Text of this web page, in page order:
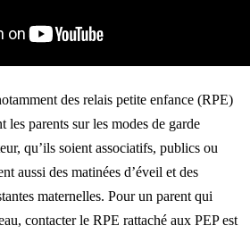
des relais petite enfance (RPE)
parents sur les modes de garde
qu’ils soient associatifs, publics ou
aussi des matinées d’éveil et des
maternelles. Pour un parent qui
contacter le RPE rattaché aux PEP est